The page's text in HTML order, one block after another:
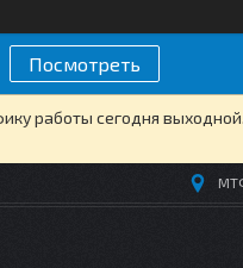
Посмотреть
работы сегодня